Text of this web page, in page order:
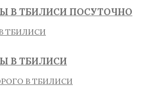
В ТБИЛИСИ ПОСУТОЧНО
В ТБИЛИСИ